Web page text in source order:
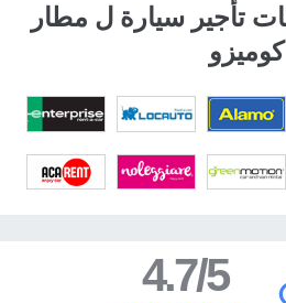
تأجير سيارة ل مطار
كوميزو
4.7/5